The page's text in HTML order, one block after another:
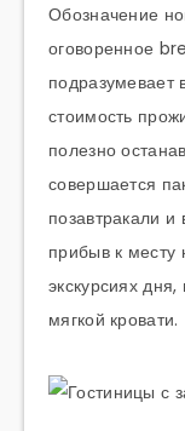
Обозначение
оговоренное
подразумевает
стоимость
полезно
совершается
позавтракали
прибыв к месту
экскурсиях
мягкой кровати.